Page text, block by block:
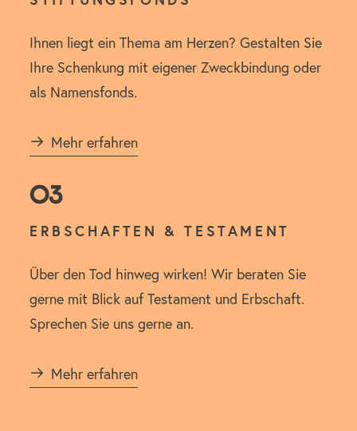
Ihnen liegt ein Thema am Herzen? Gestalten Sie
Ihre Schenkung mit eigener Zweckbindung oder
als Namensfonds.
Mehr erfahren
03
ERBSCHAFTEN & TESTAMENT
Über den Tod hinweg wirken! Wir beraten Sie
gerne mit Blick auf Testament und Erbschaft.
Sprechen Sie uns gerne an.
Mehr erfahren